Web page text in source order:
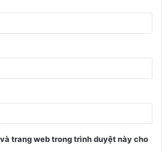
trang web trong trình duyệt này cho